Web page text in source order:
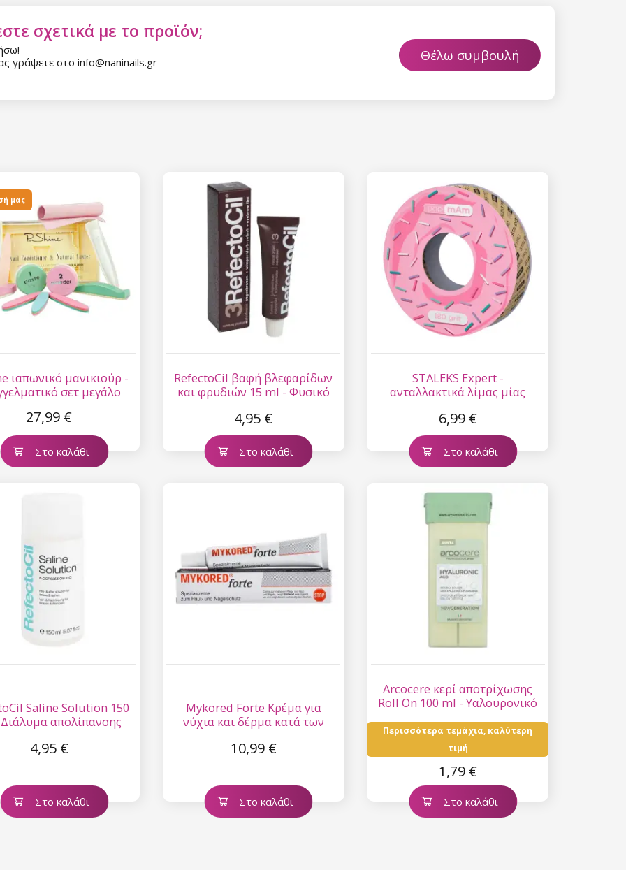
σχετικά με το προϊόν;
γράψετε στο info@naninails.gr
Θέλω συμβουλή
ιαπωνικό μανικιούρ -
σετ μεγάλο
27,99 €
μας
Στο καλάθι
RefectoCil βαφή βλεφαρίδων
και φρυδιών 15 ml - Φυσικό
4,95 €
Στο καλάθι
STALEKS Expert -
ανταλλακτικά λίμας μίας
μ. - 180 (Χωρίς πλαστική
θήκη)
6,99 €
Στο καλάθι
Saline Solution 150
απολίπανσης
4,95 €
Στο καλάθι
Mykored Forte Κρέμα για
νύχια και δέρμα κατά των
μυκητιάσεων 20 ml
10,99 €
Στο καλάθι
Arcocere κερί αποτρίχωσης
Roll On 100 ml - Υαλουρονικό
Περισσότερα τεμάχια, καλύτερη
τιμή
1,79 €
Στο καλάθι